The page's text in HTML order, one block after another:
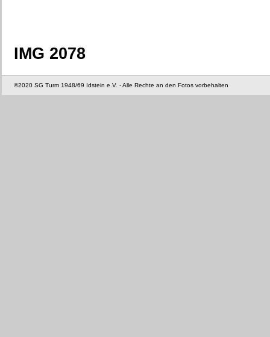
IMG 2078
©2020 SG Turm 1948/69 Idstein e.V. - Alle Rechte an den Fotos vorbehalten